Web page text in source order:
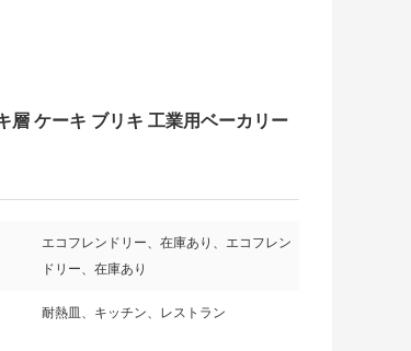
層 ケーキ ブリキ 工業用ベーカリー
エコフレンドリー、在庫あり、エコフレン
ドリー、在庫あり
耐熱皿、キッチン、レストラン